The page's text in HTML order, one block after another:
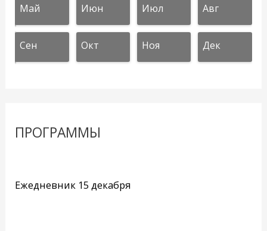
Май Июн Июл Авг
Сен Окт Ноя Дек
ПРОГРАММЫ
Ежедневник 15 декабря